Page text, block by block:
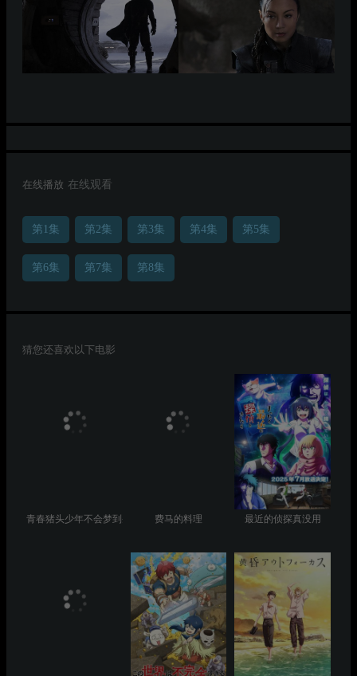
在线播放 在线观看
第1集 第2集 第3集 第4集 第5集
第6集 第7集 第8集
猜您还喜欢以下电影
青春猪头少年不会梦到圣诞服女郎费马的料理 最近的侦探真没用